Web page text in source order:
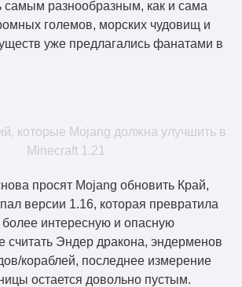
самым разнообразным, как и сама
големов, морских чудовищ и
уже предлагались фанатами в
просят Mojang обновить Край,
версии 1.16, которая превратила
более интересную и опасную
считать Эндер дракона, эндерменов
кораблей, последнее измерение
остается довольно пустым.